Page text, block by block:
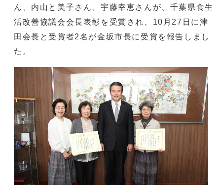
ん、内山と美子さん、宇藤幸恵さんが、千葉県食生
活改善協議会会長表彰を受賞され、10月27日に津
田会長と受賞者2名が金坂市長に受賞を報告しまし
た。